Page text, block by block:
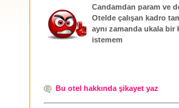
Candamdan param ve
Otelde çalışan kadro
aynı zamanda ukala bir
istemem
Bu otel hakkında şikayet yaz